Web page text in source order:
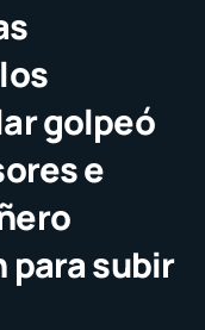
golpeó
e
para subir